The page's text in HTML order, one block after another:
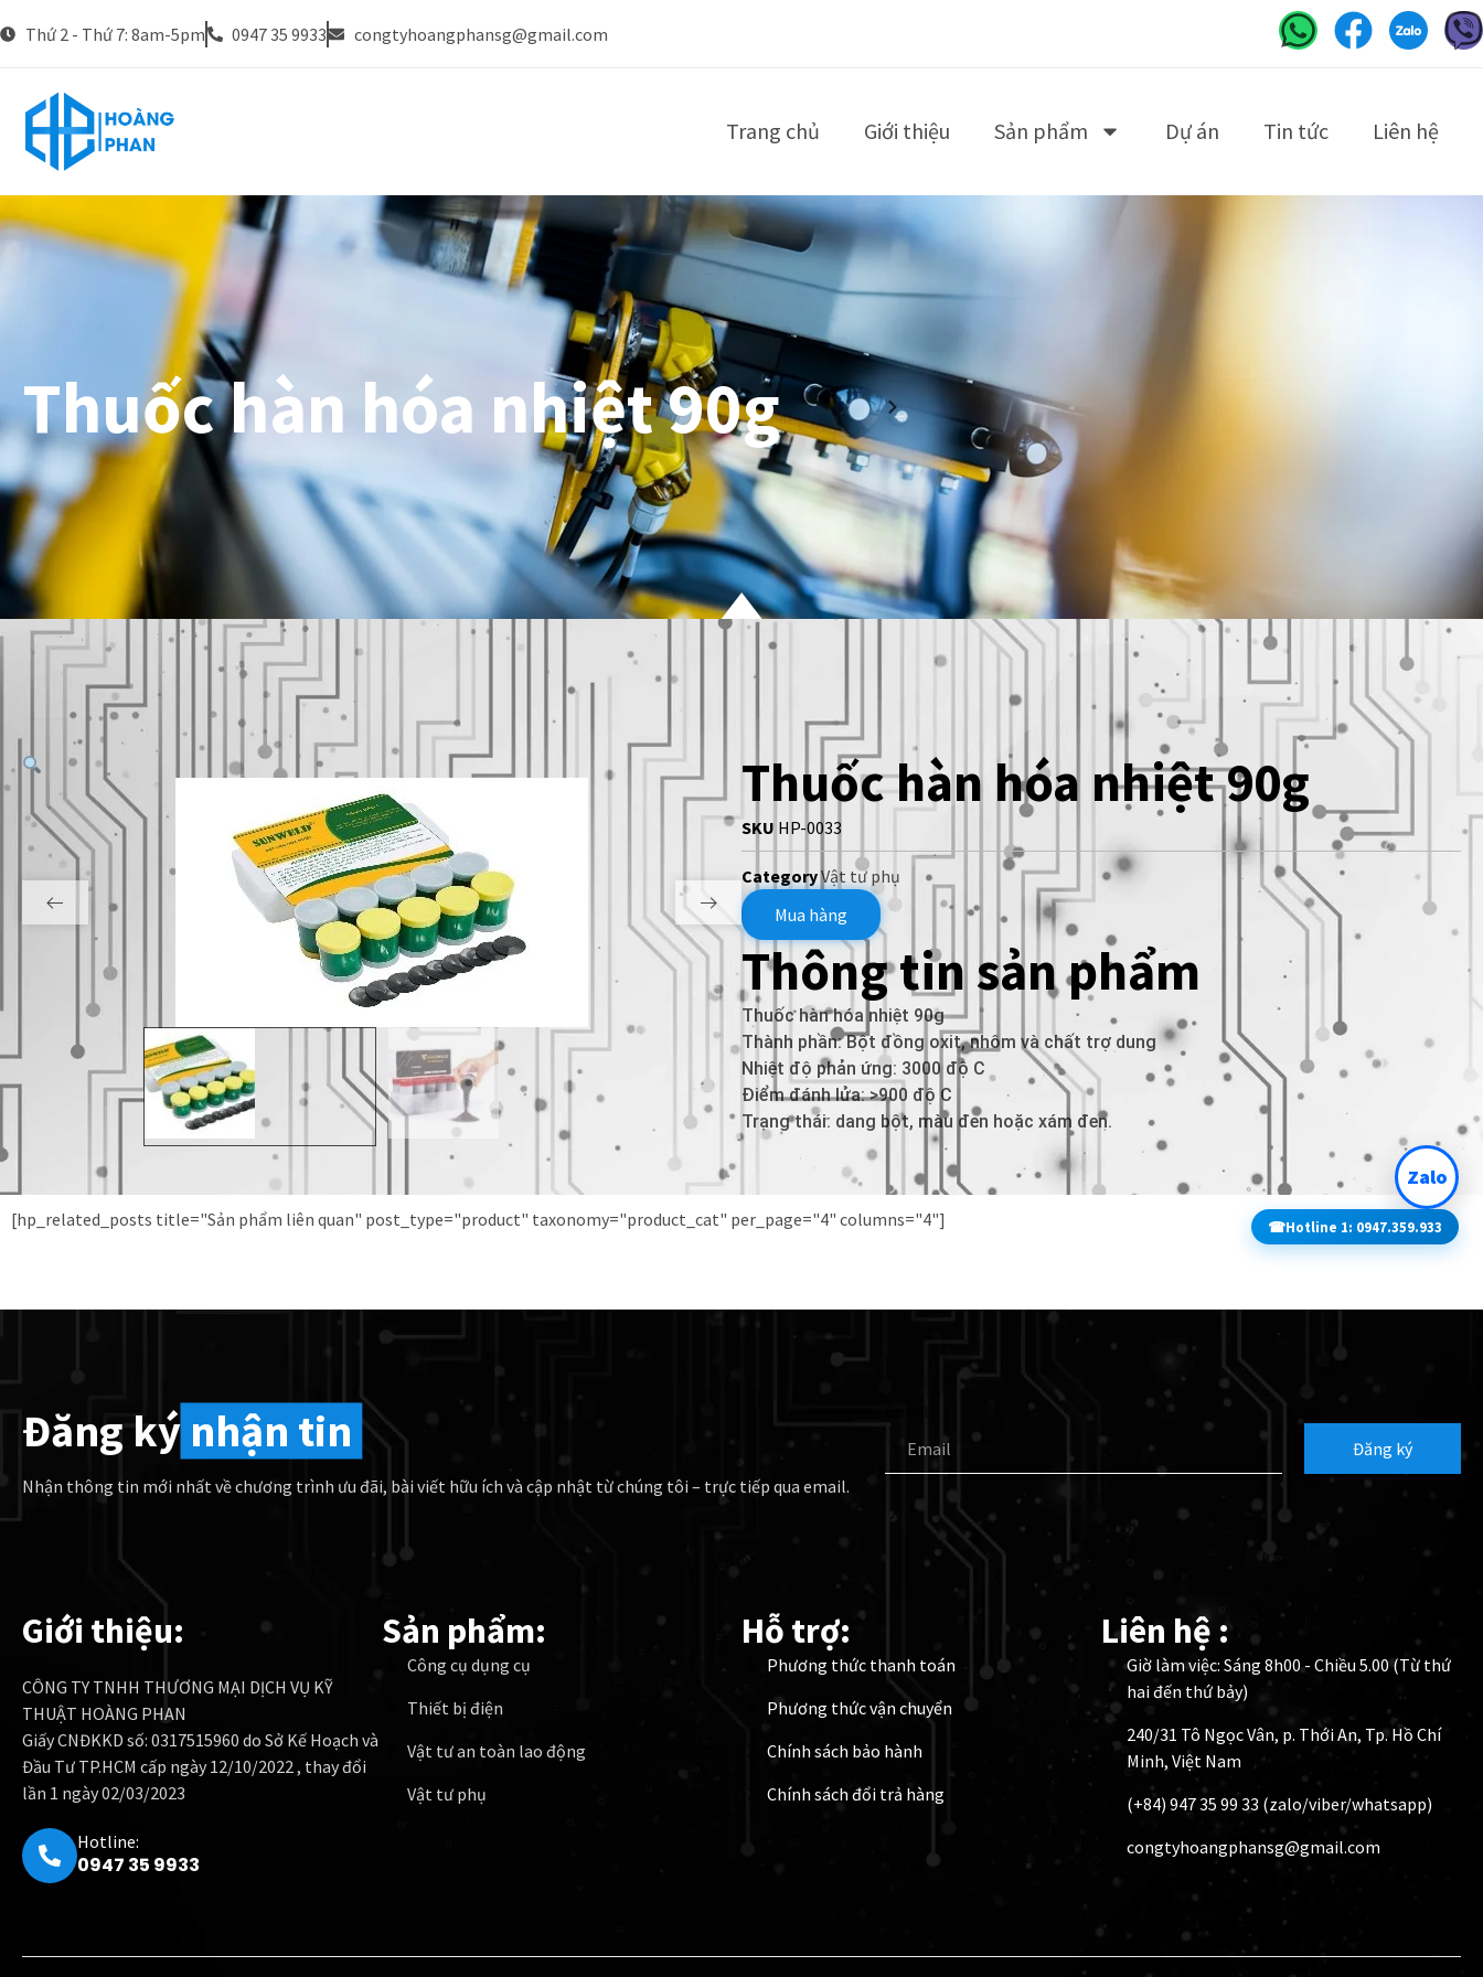
Thứ 2 - Thứ 7: 8am-5pm 0947 35 9933 congtyhoangphansg@gmail.com
Trang chủ Giới thiệu Sản phẩm Dự án Tin tức Liên hệ
Thuốc hàn hóa nhiệt 90g
Thuốc hàn hóa nhiệt 90g
SKU HP-0033
CategoryVật tư phụ
Mua hàng
Thông tin sản phẩm
Thuốc hàn hóa nhiệt 90g
Thành phần: Bột đồng oxit, nhôm và chất trợ dung
Nhiệt độ phản ứng: 3000 độ C
Điểm đánh lửa: >900 độ C
Trạng thái: dang bột, màu đen hoặc xám đen.
[hp_related_posts title="Sản phẩm liên quan" post_type="product" taxonomy="product_cat" per_page="4" columns="4"]
Đăng ký nhận tin
Nhận thông tin mới nhất về chương trình ưu đãi, bài viết hữu ích và cập nhật từ chúng tôi – trực tiếp qua email.
Đăng ký
Giới thiệu:
CÔNG TY TNHH THƯƠNG MẠI DỊCH VỤ KỸ
THUẬT HOÀNG PHAN
Giấy CNĐKKD số: 0317515960 do Sở Kế Hoạch và
Đầu Tư TP.HCM cấp ngày 12/10/2022 , thay đổi
lần 1 ngày 02/03/2023
Hotline:
0947 35 9933
Sản phẩm:
Công cụ dụng cụ
Thiết bị điện
Vật tư an toàn lao động
Vật tư phụ
Hỗ trợ:
Phương thức thanh toán
Phương thức vận chuyển
Chính sách bảo hành
Chính sách đổi trả hàng
Liên hệ :
Giờ làm việc: Sáng 8h00 - Chiều 5.00 (Từ thứ
hai đến thứ bảy)
240/31 Tô Ngọc Vân, p. Thới An, Tp. Hồ Chí
Minh, Việt Nam
(+84) 947 35 99 33 (zalo/viber/whatsapp)
congtyhoangphansg@gmail.com
Zalo
☎Hotline 1: 0947.359.933